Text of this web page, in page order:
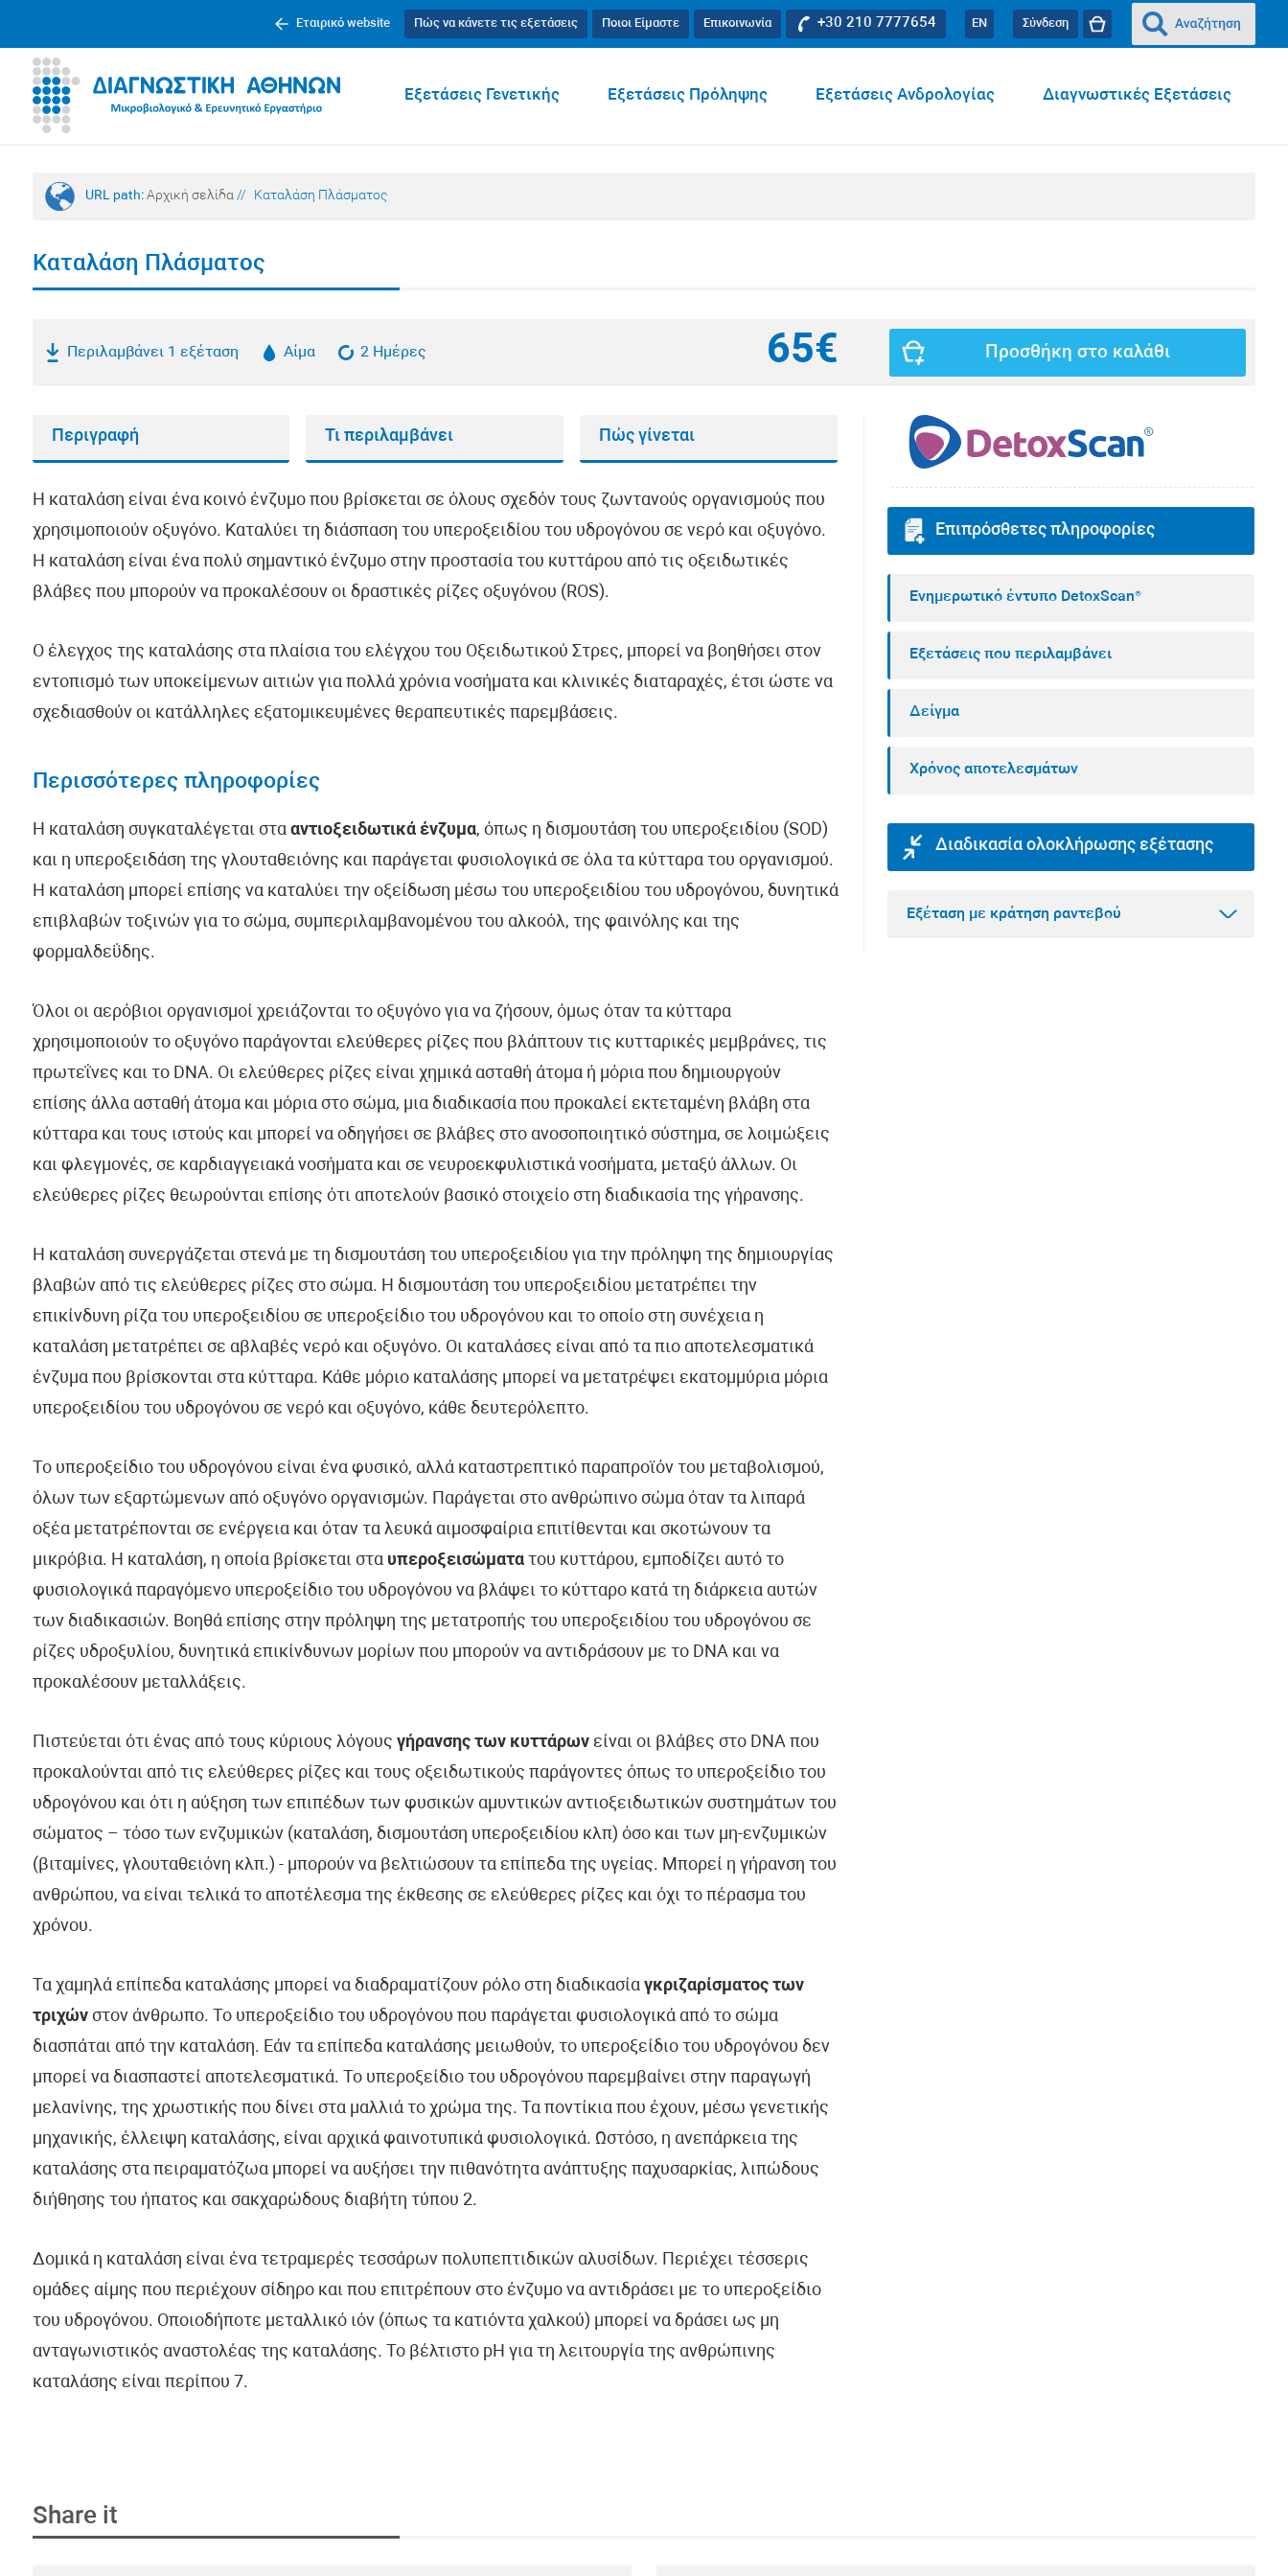
Σύνδεση
EN
+30 210 7777654
Επικοινωνία
Ποιοι Είμαστε
Πώς να κάνετε τις εξετάσεις
Εταιρικό website
Διαγνωστικές Εξετάσεις
Εξετάσεις Ανδρολογίας
Εξετάσεις Πρόληψης
Εξετάσεις Γενετικής
URL path: Αρχική σελίδα // Καταλάση Πλάσματος
Καταλάση Πλάσματος
Περιλαμβάνει 1 εξέταση Αίμα 2 Ημέρες 65€ Προσθήκη στο καλάθι
Περιγραφή Τι περιλαμβάνει Πώς γίνεται
Η καταλάση είναι ένα κοινό ένζυμο που βρίσκεται σε όλους σχεδόν τους ζωντανούς οργανισμούς που
χρησιμοποιούν οξυγόνο. Καταλύει τη διάσπαση του υπεροξειδίου του υδρογόνου σε νερό και οξυγόνο.
Η καταλάση είναι ένα πολύ σημαντικό ένζυμο στην προστασία του κυττάρου από τις οξειδωτικές
βλάβες που μπορούν να προκαλέσουν οι δραστικές ρίζες οξυγόνου (ROS).
Ο έλεγχος της καταλάσης στα πλαίσια του ελέγχου του Οξειδωτικού Στρες, μπορεί να βοηθήσει στον
εντοπισμό των υποκείμενων αιτιών για πολλά χρόνια νοσήματα και κλινικές διαταραχές, έτσι ώστε να
σχεδιασθούν οι κατάλληλες εξατομικευμένες θεραπευτικές παρεμβάσεις.
Περισσότερες πληροφορίες
Η καταλάση συγκαταλέγεται στα αντιοξειδωτικά ένζυμα, όπως η δισμουτάση του υπεροξειδίου (SOD)
και η υπεροξειδάση της γλουταθειόνης και παράγεται φυσιολογικά σε όλα τα κύτταρα του οργανισμού.
Η καταλάση μπορεί επίσης να καταλύει την οξείδωση μέσω του υπεροξειδίου του υδρογόνου, δυνητικά
επιβλαβών τοξινών για το σώμα, συμπεριλαμβανομένου του αλκοόλ, της φαινόλης και της
φορμαλδεΰδης.
Όλοι οι αερόβιοι οργανισμοί χρειάζονται το οξυγόνο για να ζήσουν, όμως όταν τα κύτταρα
χρησιμοποιούν το οξυγόνο παράγονται ελεύθερες ρίζες που βλάπτουν τις κυτταρικές μεμβράνες, τις
πρωτεΐνες και το DNA. Οι ελεύθερες ρίζες είναι χημικά ασταθή άτομα ή μόρια που δημιουργούν
επίσης άλλα ασταθή άτομα και μόρια στο σώμα, μια διαδικασία που προκαλεί εκτεταμένη βλάβη στα
κύτταρα και τους ιστούς και μπορεί να οδηγήσει σε βλάβες στο ανοσοποιητικό σύστημα, σε λοιμώξεις
και φλεγμονές, σε καρδιαγγειακά νοσήματα και σε νευροεκφυλιστικά νοσήματα, μεταξύ άλλων. Οι
ελεύθερες ρίζες θεωρούνται επίσης ότι αποτελούν βασικό στοιχείο στη διαδικασία της γήρανσης.
Η καταλάση συνεργάζεται στενά με τη δισμουτάση του υπεροξειδίου για την πρόληψη της δημιουργίας
βλαβών από τις ελεύθερες ρίζες στο σώμα. Η δισμουτάση του υπεροξειδίου μετατρέπει την
επικίνδυνη ρίζα του υπεροξειδίου σε υπεροξείδιο του υδρογόνου και το οποίο στη συνέχεια η
καταλάση μετατρέπει σε αβλαβές νερό και οξυγόνο. Οι καταλάσες είναι από τα πιο αποτελεσματικά
ένζυμα που βρίσκονται στα κύτταρα. Κάθε μόριο καταλάσης μπορεί να μετατρέψει εκατομμύρια μόρια
υπεροξειδίου του υδρογόνου σε νερό και οξυγόνο, κάθε δευτερόλεπτο.
Το υπεροξείδιο του υδρογόνου είναι ένα φυσικό, αλλά καταστρεπτικό παραπροϊόν του μεταβολισμού,
όλων των εξαρτώμενων από οξυγόνο οργανισμών. Παράγεται στο ανθρώπινο σώμα όταν τα λιπαρά
οξέα μετατρέπονται σε ενέργεια και όταν τα λευκά αιμοσφαίρια επιτίθενται και σκοτώνουν τα
μικρόβια. Η καταλάση, η οποία βρίσκεται στα υπεροξεισώματατου κυττάρου, εμποδίζει αυτό το
φυσιολογικά παραγόμενο υπεροξείδιο του υδρογόνου να βλάψει το κύτταρο κατά τη διάρκεια αυτών
των διαδικασιών. Βοηθά επίσης στην πρόληψη της μετατροπής του υπεροξειδίου του υδρογόνου σε
ρίζες υδροξυλίου, δυνητικά επικίνδυνων μορίων που μπορούν να αντιδράσουν με το DNA και να
προκαλέσουν μεταλλάξεις.
Πιστεύεται ότι ένας από τους κύριους λόγους γήρανσης των κυττάρωνείναι οι βλάβες στο DNA που
προκαλούνται από τις ελεύθερες ρίζες και τους οξειδωτικούς παράγοντες όπως το υπεροξείδιο του
υδρογόνου και ότι η αύξηση των επιπέδων των φυσικών αμυντικών αντιοξειδωτικών συστημάτων του
σώματος – τόσο των ενζυμικών (καταλάση, δισμουτάση υπεροξειδίου κλπ) όσο και των μη-ενζυμικών
(βιταμίνες, γλουταθειόνη κλπ.) - μπορούν να βελτιώσουν τα επίπεδα της υγείας. Μπορεί η γήρανση του
ανθρώπου, να είναι τελικά το αποτέλεσμα της έκθεσης σε ελεύθερες ρίζες και όχι το πέρασμα του
χρόνου.
Τα χαμηλά επίπεδα καταλάσης μπορεί να διαδραματίζουν ρόλο στη διαδικασία γκριζαρίσματος των
τριχώνστον άνθρωπο. Το υπεροξείδιο του υδρογόνου που παράγεται φυσιολογικά από το σώμα
διασπάται από την καταλάση. Εάν τα επίπεδα καταλάσης μειωθούν, το υπεροξείδιο του υδρογόνου δεν
μπορεί να διασπαστεί αποτελεσματικά. Το υπεροξείδιο του υδρογόνου παρεμβαίνει στην παραγωγή
μελανίνης, της χρωστικής που δίνει στα μαλλιά το χρώμα της. Τα ποντίκια που έχουν, μέσω γενετικής
μηχανικής, έλλειψη καταλάσης, είναι αρχικά φαινοτυπικά φυσιολογικά. Ωστόσο, η ανεπάρκεια της
καταλάσης στα πειραματόζωα μπορεί να αυξήσει την πιθανότητα ανάπτυξης παχυσαρκίας, λιπώδους
διήθησης του ήπατος και σακχαρώδους διαβήτη τύπου 2.
Δομικά η καταλάση είναι ένα τετραμερές τεσσάρων πολυπεπτιδικών αλυσίδων. Περιέχει τέσσερις
ομάδες αίμης που περιέχουν σίδηρο και που επιτρέπουν στο ένζυμο να αντιδράσει με το υπεροξείδιο
του υδρογόνου. Οποιοδήποτε μεταλλικό ιόν (όπως τα κατιόντα χαλκού) μπορεί να δράσει ως μη
ανταγωνιστικός αναστολέας της καταλάσης. Το βέλτιστο pΗ για τη λειτουργία της ανθρώπινης
καταλάσης είναι περίπου 7.
Επιπρόσθετες πληροφορίες
Ενημερωτικό έντυπο DetoxScan®
Εξετάσεις που περιλαμβάνει
Δείγμα
Χρόνος αποτελεσμάτων
Διαδικασία ολοκλήρωσης εξέτασης
Εξέταση με κράτηση ραντεβού
Share it